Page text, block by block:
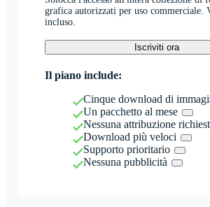
grafica autorizzati per uso commerciale.
incluso.
Iscriviti ora
Il piano include:
Cinque download di
Un pacchetto al mese
Nessuna attribuzione
Download più veloci
Supporto prioritario
Nessuna pubblicità